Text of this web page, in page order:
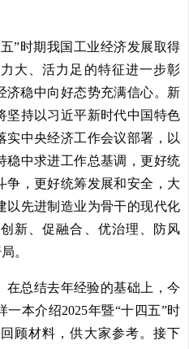
”时期我国工业经济发展取得
大、活力足的特征进一步彰
济稳中向好态势充满信心。新
坚持以习近平新时代中国特色
实中央经济工作会议部署，以
稳中求进工作总基调，更好统
争，更好统筹发展和安全，大
以先进制造业为骨干的现代化
新、促融合、优治理、防风
。
在总结去年经验的基础上，今
本介绍2025年暨“十四五”时
顾材料，供大家参考。接下